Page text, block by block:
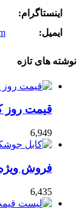
اینستاگرام:
ایمیل:
نوشته های تازه
قیمت روز
6,949
فروش ویژه
6,435